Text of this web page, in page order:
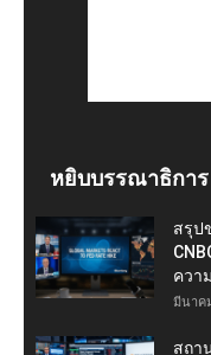
หยิบบรรณาธิการ
สรุป
ควา
มีนาค
สถา